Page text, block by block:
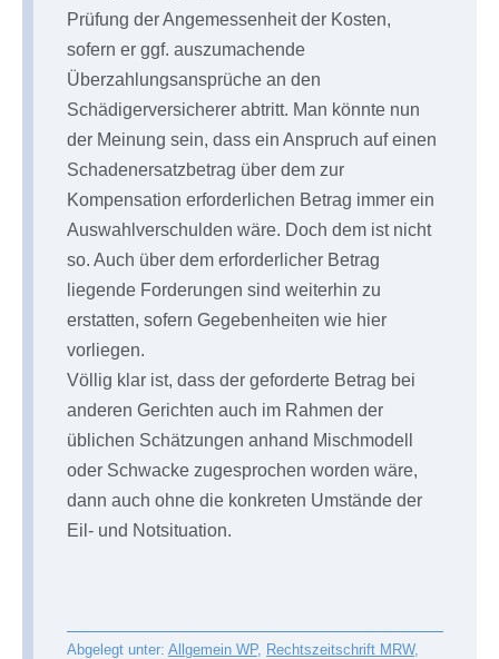
Prüfung der Angemessenheit der Kosten,
sofern er ggf. auszumachende
Überzahlungsansprüche an den
Schädigerversicherer abtritt. Man könnte nun
der Meinung sein, dass ein Anspruch auf einen
Schadenersatzbetrag über dem zur
Kompensation erforderlichen Betrag immer ein
Auswahlverschulden wäre. Doch dem ist nicht
so. Auch über dem erforderlicher Betrag
liegende Forderungen sind weiterhin zu
erstatten, sofern Gegebenheiten wie hier
vorliegen.
Völlig klar ist, dass der geforderte Betrag bei
anderen Gerichten auch im Rahmen der
üblichen Schätzungen anhand Mischmodell
oder Schwacke zugesprochen worden wäre,
dann auch ohne die konkreten Umstände der
Eil- und Notsituation.
Abgelegt unter: Allgemein WP, Rechtszeitschrift MRW,